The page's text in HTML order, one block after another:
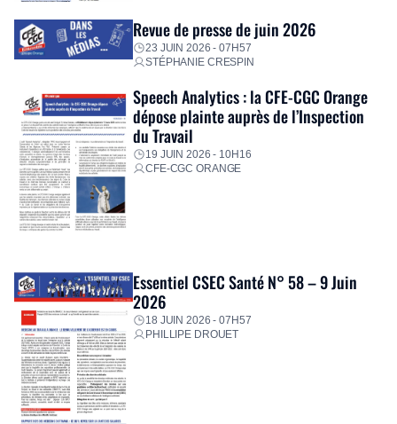
Revue de presse de juin 2026
23 JUIN 2026 - 07H57
STÉPHANIE CRESPIN
Speech Analytics : la CFE-CGC Orange
dépose plainte auprès de l’Inspection
du Travail
19 JUIN 2026 - 10H16
CFE-CGC ORANGE
Essentiel CSEC Santé N° 58 – 9 Juin
2026
18 JUIN 2026 - 07H57
PHILLIPE DROUET